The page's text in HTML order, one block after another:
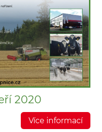
2020
Více informací